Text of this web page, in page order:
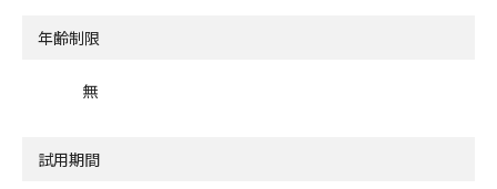
年齢制限
無
試用期間